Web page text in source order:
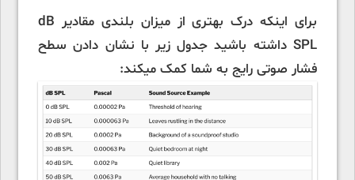
برای اینکه درک بهتری از میزان بلندی مقادیر dB
SPL داشته باشید جدول زیر با نشان دادن سطح
فشار صوتی رایج به شما کمک میکند: